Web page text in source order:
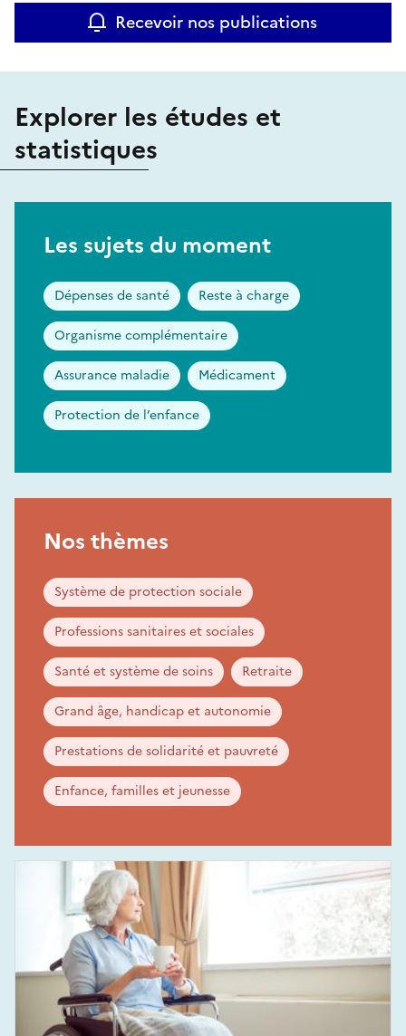
Recevoir nos publications
Explorer les études et
statistiques
Les sujets du moment
Dépenses de santé Reste à charge
Organisme complémentaire
Assurance maladie Médicament
Protection de l’enfance
Nos thèmes
Système de protection sociale
Professions sanitaires et sociales
Santé et système de soins Retraite
Grand âge, handicap et autonomie
Prestations de solidarité et pauvreté
Enfance, familles et jeunesse